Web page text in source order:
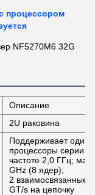
процессором
NF5270M6 32G
Описание
2U раковина
Поддерживает
процессоры серии
частоте 2,0 ГГц;
GHz (8 ядер);
2 взаимосвязанные
GT/s на цепочку